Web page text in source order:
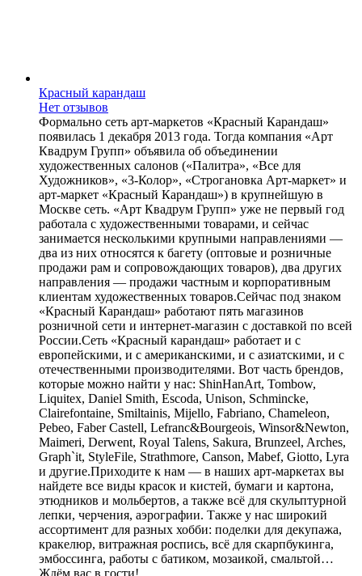
Красный карандаш
Нет отзывов
Формально сеть арт-маркетов «Красный Карандаш»
появилась 1 декабря 2013 года. Тогда компания «Арт
Квадрум Групп» объявила об объединении
художественных салонов («Палитра», «Все для
Художников», «3-Колор», «Строгановка Арт-маркет» и
арт-маркет «Красный Карандаш») в крупнейшую в
Москве сеть. «Арт Квадрум Групп» уже не первый год
работала с художественными товарами, и сейчас
занимается несколькими крупными направлениями —
два из них относятся к багету (оптовые и розничные
продажи рам и сопровождающих товаров), два других
направления — продажи частным и корпоративным
клиентам художественных товаров.Сейчас под знаком
«Красный Карандаш» работают пять магазинов
розничной сети и интернет-магазин с доставкой по всей
России.Сеть «Красный карандаш» работает и с
европейскими, и с американскими, и с азиатскими, и с
отечественными производителями. Вот часть брендов,
которые можно найти у нас: ShinHanArt, Tombow,
Liquitex, Daniel Smith, Escoda, Unison, Schmincke,
Clairefontaine, Smiltainis, Mijello, Fabriano, Chameleon,
Pebeo, Faber Castell, Lefranc&Bourgeois, Winsor&Newton,
Maimeri, Derwent, Royal Talens, Sakura, Brunzeel, Arches,
Graph`it, StyleFile, Strathmore, Canson, Mabef, Giotto, Lyra
и другие.Приходите к нам — в наших арт-маркетах вы
найдете все виды красок и кистей, бумаги и картона,
этюдников и мольбертов, а также всё для скульптурной
лепки, черчения, аэрографии. Также у нас широкий
ассортимент для разных хобби: поделки для декупажа,
кракелюр, витражная роспись, всё для скарпбукинга,
эмбоссинга, работы с батиком, мозаикой, смальтой…
Ждём вас в гости!